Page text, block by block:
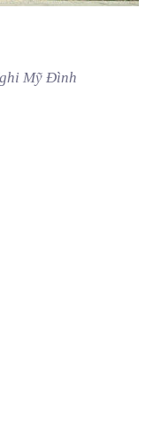
Mỹ Đình